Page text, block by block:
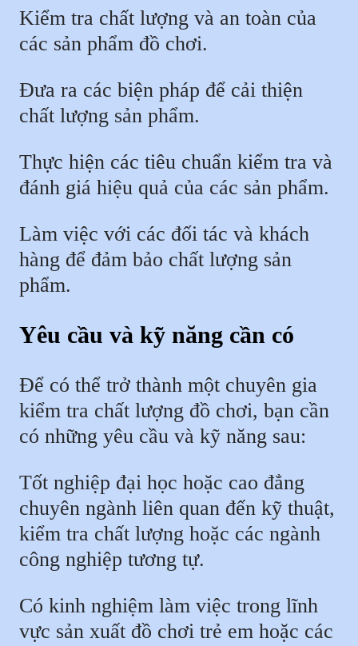
Kiểm tra chất lượng và an toàn của
các sản phẩm đồ chơi.
Đưa ra các biện pháp để cải thiện
chất lượng sản phẩm.
Thực hiện các tiêu chuẩn kiểm tra và
đánh giá hiệu quả của các sản phẩm.
Làm việc với các đối tác và khách
hàng để đảm bảo chất lượng sản
phẩm.
Yêu cầu và kỹ năng cần có
Để có thể trở thành một chuyên gia
kiểm tra chất lượng đồ chơi, bạn cần
có những yêu cầu và kỹ năng sau:
Tốt nghiệp đại học hoặc cao đẳng
chuyên ngành liên quan đến kỹ thuật,
kiểm tra chất lượng hoặc các ngành
công nghiệp tương tự.
Có kinh nghiệm làm việc trong lĩnh
vực sản xuất đồ chơi trẻ em hoặc các